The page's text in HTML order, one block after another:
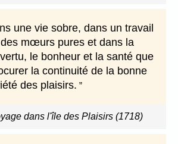
une vie sobre, dans un travail
mœurs pures et dans la
le bonheur et la santé que
la continuité de la bonne
des plaisirs.
dans l'île des Plaisirs (1718)